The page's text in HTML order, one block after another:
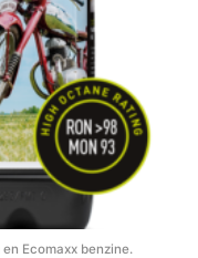
Ecomaxx benzine.